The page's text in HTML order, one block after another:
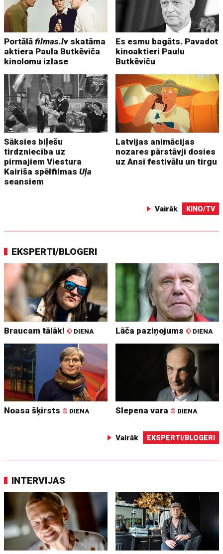
Portālāfilmas.lv skatāma
aktiera Paula Butkēviča
kinolomu izlase
Es esmu bagāts. Pavadot
kinoaktieri Paulu
Butkēviču
Sāksies biļešu
tirdzniecība uz
pirmajiem Viestura
Kairiša spēlfilmasUļa
seansiem
Latvijas animācijas
nozares pārstāvji dosies
uz Ansī festivālu un tirgu
Vairāk KINO/TV
EKSPERTI/BLOGERI
Braucam tālāk! © DIENA Lāča paziņojums © DIENA
Noasa šķirsts © DIENA Slepena vara © DIENA
Vairāk EKSPERTI/BLOGERI
INTERVIJAS